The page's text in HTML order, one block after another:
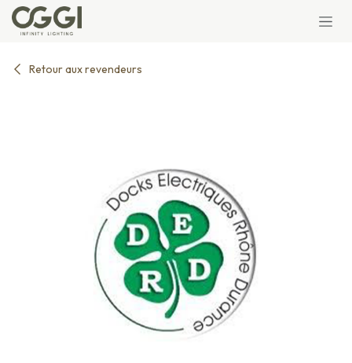
Se rendre au contenu
Retour aux revendeurs